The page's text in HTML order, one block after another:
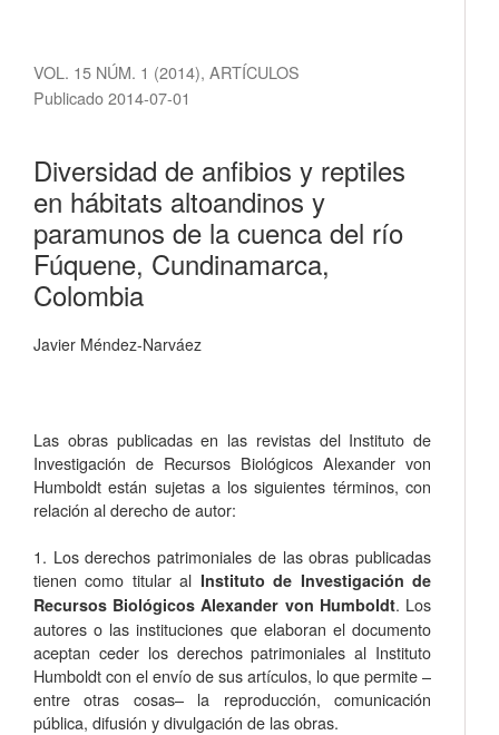
VOL. 15 NÚM. 1 (2014), ARTÍCULOS
Diversidad de anfibios y reptiles
en hábitats altoandinos y
paramunos de la cuenca del río
Fúquene, Cundinamarca,
Colombia
Publicado 2014-07-01
Javier Méndez-Narváez
Las obras publicadas en las revistas del Instituto de
Investigación de Recursos Biológicos Alexander von
Humboldt están sujetas a los siguientes términos, con
relación al derecho de autor:
1. Los derechos patrimoniales de las obras publicadas
tienen como titular al Instituto de Investigación de
Recursos Biológicos Alexander von Humboldt. Los
autores o las instituciones que elaboran el documento
aceptan ceder los derechos patrimoniales al Instituto
Humboldt con el envío de sus artículos, lo que permite –
entre otras cosas­– la reproducción, comunicación
pública, difusión y divulgación de las obras.